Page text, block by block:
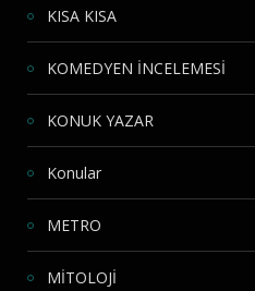
KISA KISA
KOMEDYEN İNCELEMESİ
KONUK YAZAR
Konular
METRO
MİTOLOJİ